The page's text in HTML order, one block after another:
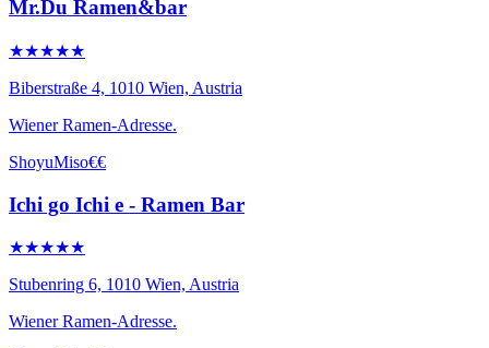
Mr.Du Ramen&bar
★★★★★
Biberstraße 4, 1010 Wien, Austria
Wiener Ramen-Adresse.
ShoyuMiso€€
Ichi go Ichi e - Ramen Bar
★★★★★
Stubenring 6, 1010 Wien, Austria
Wiener Ramen-Adresse.